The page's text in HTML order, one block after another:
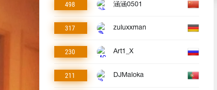
498 涵涵0501
317 zuluxxman
230 Art1_X
211 DJMaloka